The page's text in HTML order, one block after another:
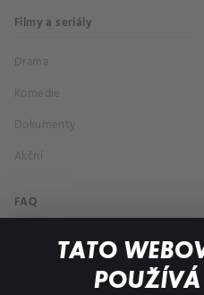
TATO
POUŽÍVÁ
Filmy a seriály
Drama
Komedie
Dokumenty
Akční
FAQ
Můj účet
Důležité odkazy